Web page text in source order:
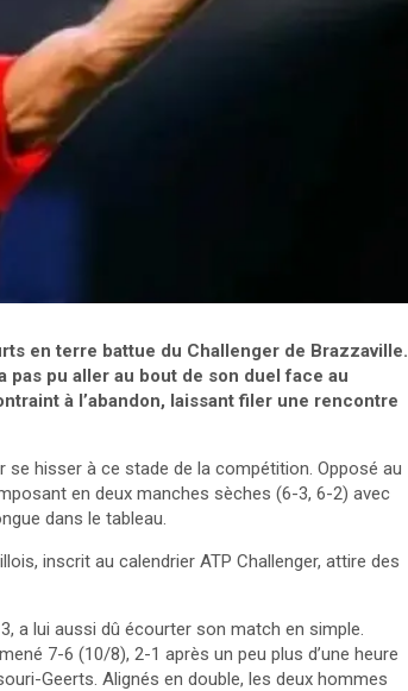
en terre battue du Challenger de Brazzaville.
pas pu aller au bout de son duel face au
à l’abandon, laissant filer une rencontre
hisser à ce stade de la compétition. Opposé au
en deux manches sèches (6-3, 6-2) avec
dans le tableau.
inscrit au calendrier ATP Challenger, attire des
a lui aussi dû écourter son match en simple.
7-6 (10/8), 2-1 après un peu plus d’une heure
Geerts. Alignés en double, les deux hommes